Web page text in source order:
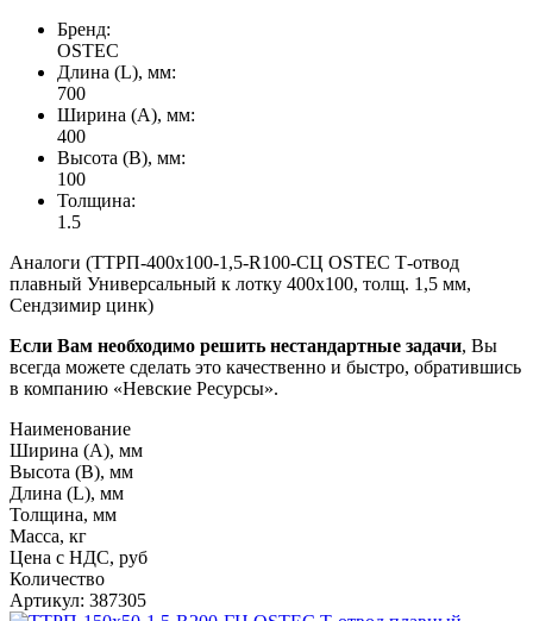
Бренд:
OSTEC
Длина (L), мм:
700
Ширина (А), мм:
400
Высота (В), мм:
100
Толщина:
1.5
Аналоги (ТТРП-400х100-1,5-R100-СЦ OSTEC Т-отвод
плавный Универсальный к лотку 400х100, толщ. 1,5 мм,
Сендзимир цинк)
Если Вам необходимо решить нестандартные задачи, Вы
всегда можете сделать это качественно и быстро, обратившись
в компанию «Невские Ресурсы».
Наименование
Ширина (А), мм
Высота (В), мм
Длина (L), мм
Толщина, мм
Масса, кг
Цена с НДС, руб
Количество
Артикул: 387305